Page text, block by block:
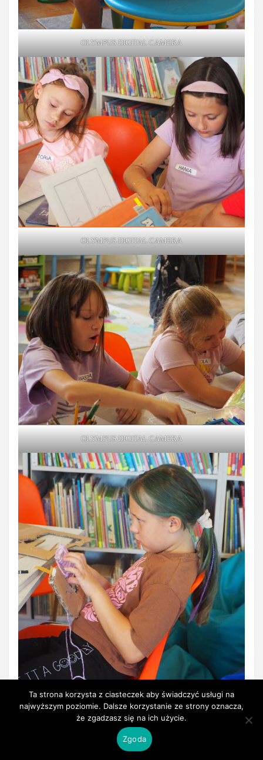
OLYMPUS DIGITAL CAMERA
OLYMPUS DIGITAL CAMERA
OLYMPUS DIGITAL CAMERA
Ta strona korzysta z ciasteczek aby świadczyć usługi na
najwyższym poziomie. Dalsze korzystanie ze strony oznacza,
że zgadzasz się na ich użycie.
Zgoda